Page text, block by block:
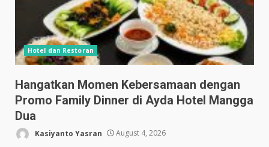
Hotel dan Restoran
Hangatkan Momen Kebersamaan dengan
Promo Family Dinner di Ayda Hotel Mangga
Dua
Kasiyanto Yasran August 4, 2026